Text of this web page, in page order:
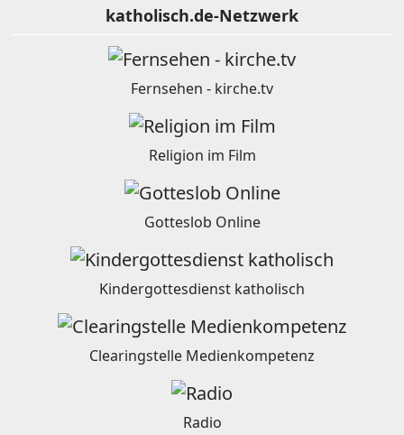
katholisch.de-Netzwerk
Fernsehen - kirche.tv
Religion im Film
Gotteslob Online
Kindergottesdienst katholisch
Clearingstelle Medienkompetenz
Radio